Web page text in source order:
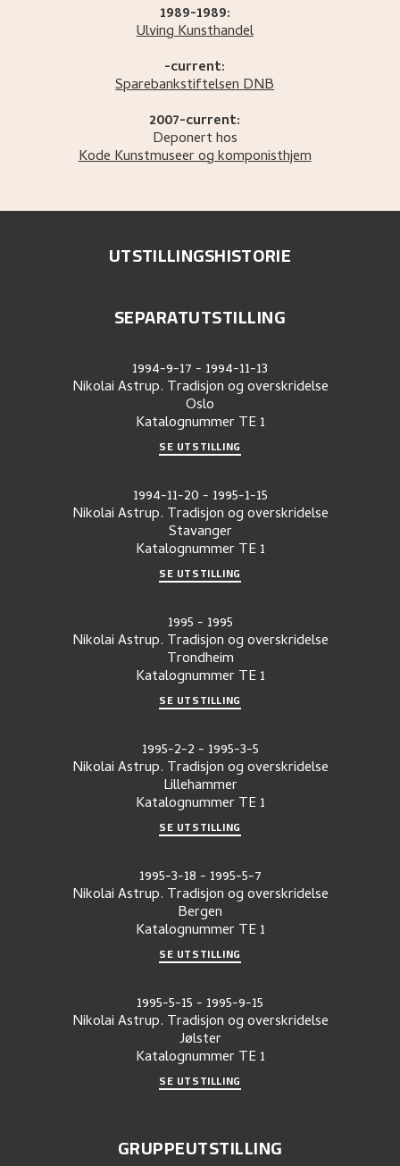
1989-1989:
Ulving Kunsthandel
-current:
Sparebankstiftelsen DNB
2007-current:
Deponert hos
Kode Kunstmuseer og komponisthjem
UTSTILLINGSHISTORIE
SEPARATUTSTILLING
1994-9-17- 1994-11-13
Nikolai Astrup. Tradisjon og overskridelse
Oslo
Katalognummer TE 1
SE UTSTILLING
1994-11-20- 1995-1-15
Nikolai Astrup. Tradisjon og overskridelse
Stavanger
Katalognummer TE 1
SE UTSTILLING
1995- 1995
Nikolai Astrup. Tradisjon og overskridelse
Trondheim
Katalognummer TE 1
SE UTSTILLING
1995-2-2- 1995-3-5
Nikolai Astrup. Tradisjon og overskridelse
Lillehammer
Katalognummer TE 1
SE UTSTILLING
1995-3-18- 1995-5-7
Nikolai Astrup. Tradisjon og overskridelse
Bergen
Katalognummer TE 1
SE UTSTILLING
1995-5-15- 1995-9-15
Nikolai Astrup. Tradisjon og overskridelse
Jølster
Katalognummer TE 1
SE UTSTILLING
GRUPPEUTSTILLING